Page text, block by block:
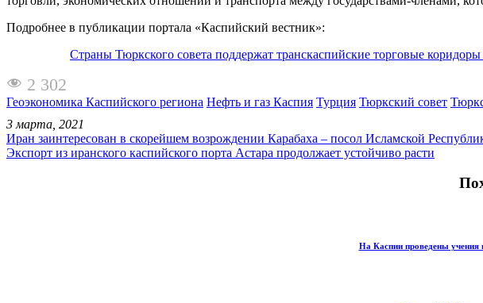
Подробнее в публикации портала «Каспийский вестник»:
Страны Тюркского совета поддержат транскаспийские торговые
2 302
Геоэкономика Каспийского региона Нефть и газ Каспия Турция Тюркский совет
3 марта, 2021
Иран заинтересован в скорейшем возрождении Карабаха – посол Исламской
Экспорт из иранского каспийского порта Астара продолжает устойчиво расти
На Каспии проведены учения